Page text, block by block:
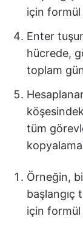
için
Enter
hücrede,
toplam
tüm
Örneğin,
başlangıç
için